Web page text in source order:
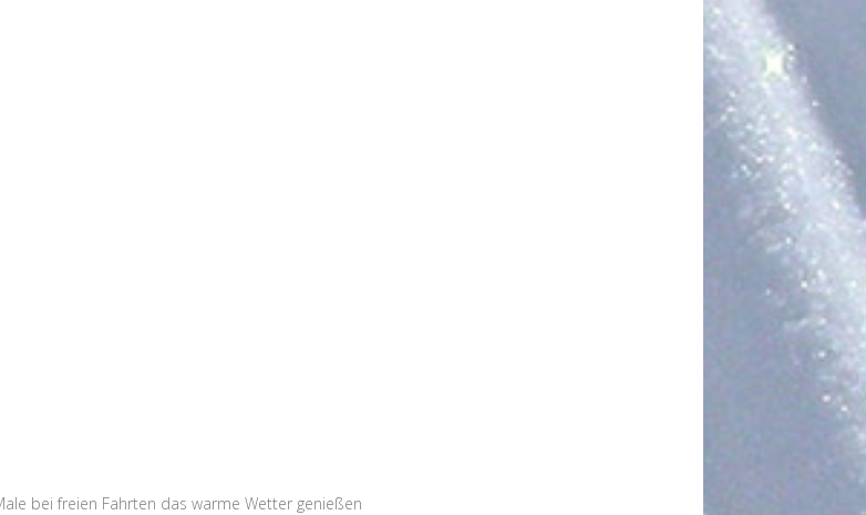
bei freien Fahrten das warme Wetter genießen